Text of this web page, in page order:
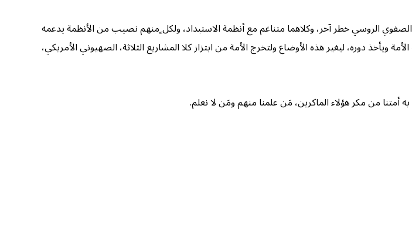
الروسي خطر آخر، وكلاهما متناغم مع أنظمة الاستبداد، ولكل ٍمنهم نصيب من الأنظمة يدعمه
دوره، ليغير هذه الأوضاع ولتخرج الأمة من ابتزاز كلا المشاريع الثلاثة، الصهيوني الأمريكي،
أمتنا من مكر هؤلاء الماكرين، مَن علمنا منهم ومَن لا نعلم.